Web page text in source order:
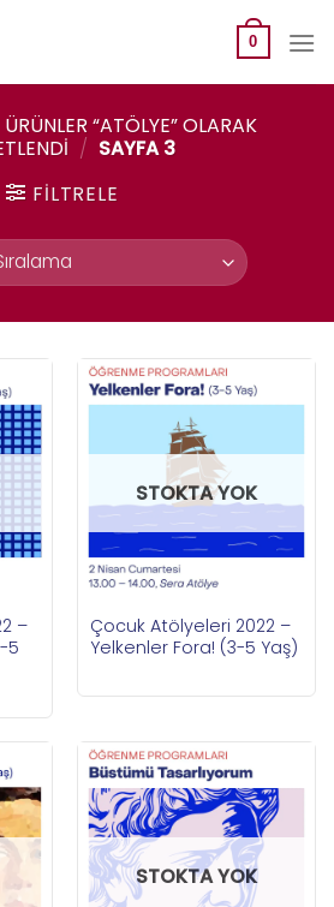
0
ÜRÜNLER “ATÖLYE” OLARAK
/ SAYFA 3
FILTRELE
–
5
STOKTA YOK
Çocuk Atölyeleri 2022 –
Yelkenler Fora! (3-5 Yaş)
STOKTA YOK